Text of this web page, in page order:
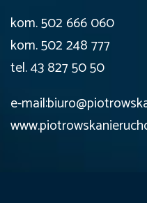
kom. 502 666 060
kom. 502 248 777
tel. 43 827 50 50
e-